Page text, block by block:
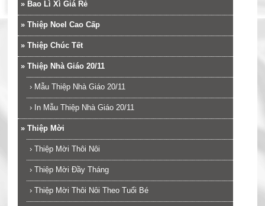
» Bao Lì Xì Giá Rẻ
» Thiệp Noel Cao Cấp
» Thiệp Chúc Tết
» Thiệp Nhà Giáo 20/11
› Mẫu Thiệp Nhà Giáo 20/11
› In Mẫu Thiệp Nhà Giáo 20/11
» Thiệp Mời
› Thiệp Mời Thôi Nôi
› Thiệp Mời Đầy Tháng
› Thiệp Mời Thôi Nôi Theo Tuổi Bé